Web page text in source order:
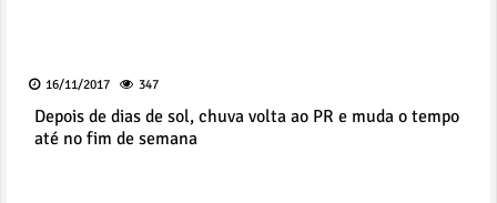
16/11/2017 347
Depois de dias de sol, chuva volta ao PR e muda o tempo
até no fim de semana